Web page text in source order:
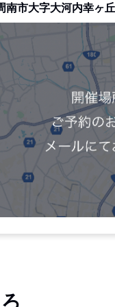
南市大字大河内幸ヶ